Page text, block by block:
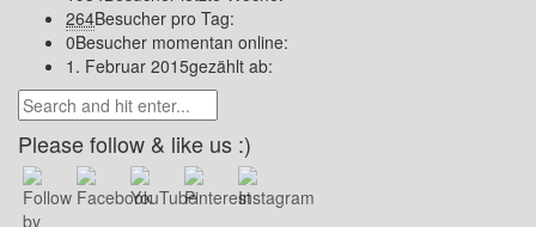
264Besucher pro Tag:
0Besucher momentan online:
1. Februar 2015gezählt ab:
Please follow & like us :)